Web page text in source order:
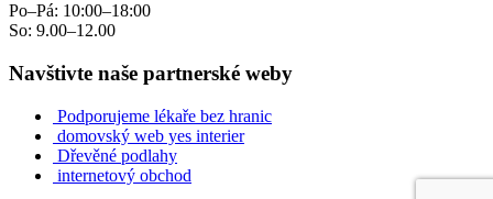
Po–Pá: 10:00–18:00
So: 9.00–12.00
Navštivte naše partnerské weby
Podporujeme lékaře bez hranic
domovský web yes interier
Dřevěné podlahy
internetový obchod